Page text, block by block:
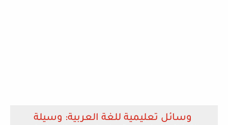
وسائل تعليمية للغة العربية: وسيلة